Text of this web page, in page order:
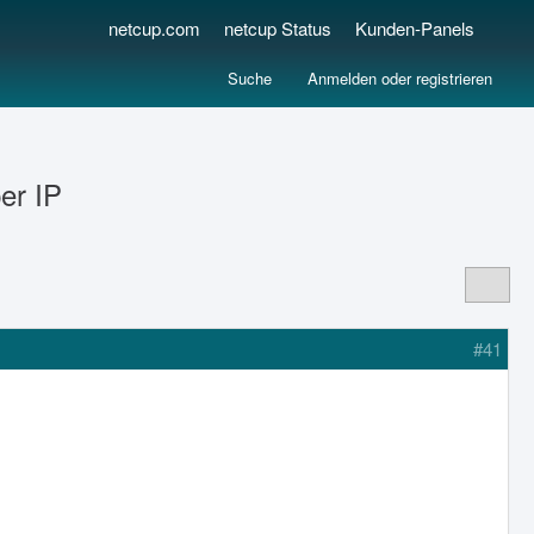
netcup.com netcup Status Kunden-Panels
Anmelden oder registrieren
Suche
IP
#41